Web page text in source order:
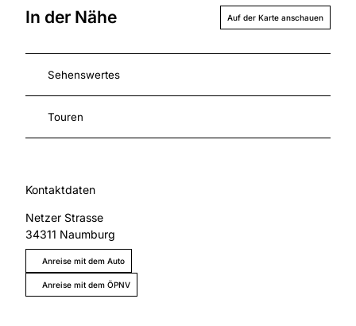
In der Nähe Auf der Karte anschauen
Sehenswertes
Touren
Kontaktdaten
Netzer Strasse
34311 Naumburg
Anreise mit dem Auto
Anreise mit dem ÖPNV